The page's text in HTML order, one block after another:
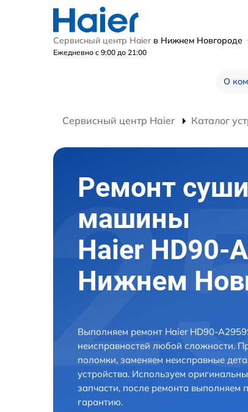
Сервисный центр Haier в Нижнем Новгороде
Ежедневно с 9:00 до 21:00
О
Сервисный центр Haier Каталог
Ремонт
машины
Haier HD90-
Нижнем
Выполняем ремонт Haier HD90-
неисправностей любой сложности.
поломки, заменяем неисправные
устройства. Используем
запчасти, после ремонта выполняем
гарантию.